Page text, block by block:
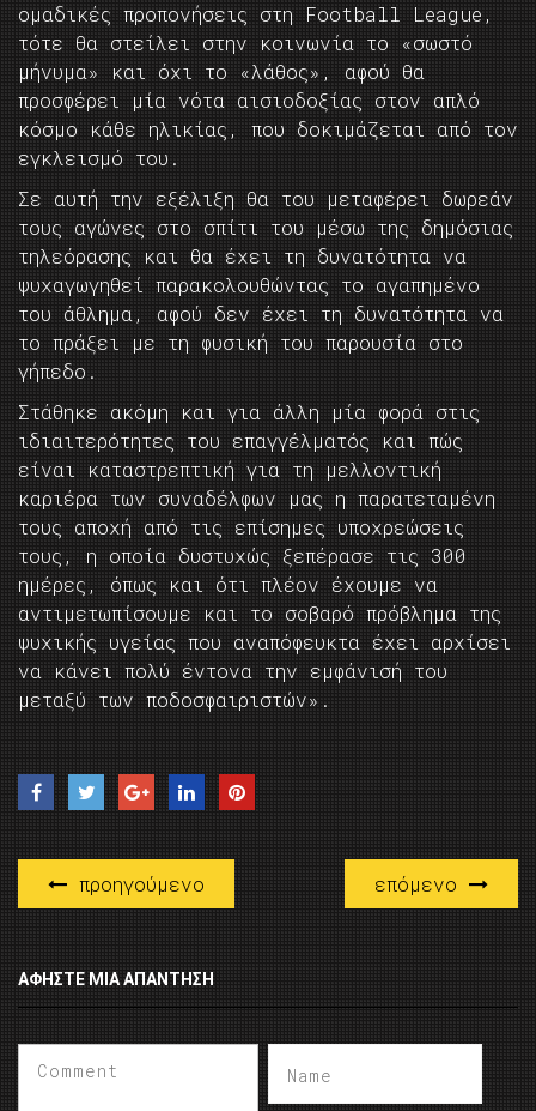
ομαδικές προπονήσεις στη Football League,
τότε θα στείλει στην κοινωνία το «σωστό
μήνυμα» και όχι το «λάθος», αφού θα
προσφέρει μία νότα αισιοδοξίας στον απλό
κόσμο κάθε ηλικίας, που δοκιμάζεται από τον
εγκλεισμό του.
Σε αυτή την εξέλιξη θα του μεταφέρει δωρεάν
τους αγώνες στο σπίτι του μέσω της δημόσιας
τηλεόρασης και θα έχει τη δυνατότητα να
ψυχαγωγηθεί παρακολουθώντας το αγαπημένο
του άθλημα, αφού δεν έχει τη δυνατότητα να
το πράξει με τη φυσική του παρουσία στο
γήπεδο.
Στάθηκε ακόμη και για άλλη μία φορά στις
ιδιαιτερότητες του επαγγέλματός και πώς
είναι καταστρεπτική για τη μελλοντική
καριέρα των συναδέλφων μας η παρατεταμένη
τους αποχή από τις επίσημες υποχρεώσεις
τους, η οποία δυστυχώς ξεπέρασε τις 300
ημέρες, όπως και ότι πλέον έχουμε να
αντιμετωπίσουμε και το σοβαρό πρόβλημα της
ψυχικής υγείας που αναπόφευκτα έχει αρχίσει
να κάνει πολύ έντονα την εμφάνισή του
μεταξύ των ποδοσφαιριστών».
προηγούμενο επόμενο
ΑΦΉΣΤΕ ΜΙΑ ΑΠΆΝΤΗΣΗ